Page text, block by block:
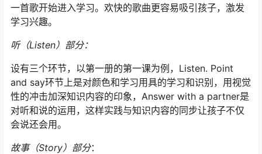
一首歌开始进入学习。欢快的歌曲更容易吸引孩子，激发
学习兴趣。
听（Listen）部分：
设有三个环节，以第一册的第一课为例，Listen. Point
and say环节上是对颜色和学习用具的学习和识别，用视觉
性的冲击加深知识内容的印象，Answer with a partner是
对听和说的运用，这样实践与知识内容的同步让孩子不仅
会说还会用。
故事（Story）部分：